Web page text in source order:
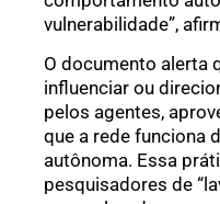
vulnerabilidade”,
O documento alerta
influenciar ou
pelos agentes,
que a rede funciona
autônoma. Essa
pesquisadores de